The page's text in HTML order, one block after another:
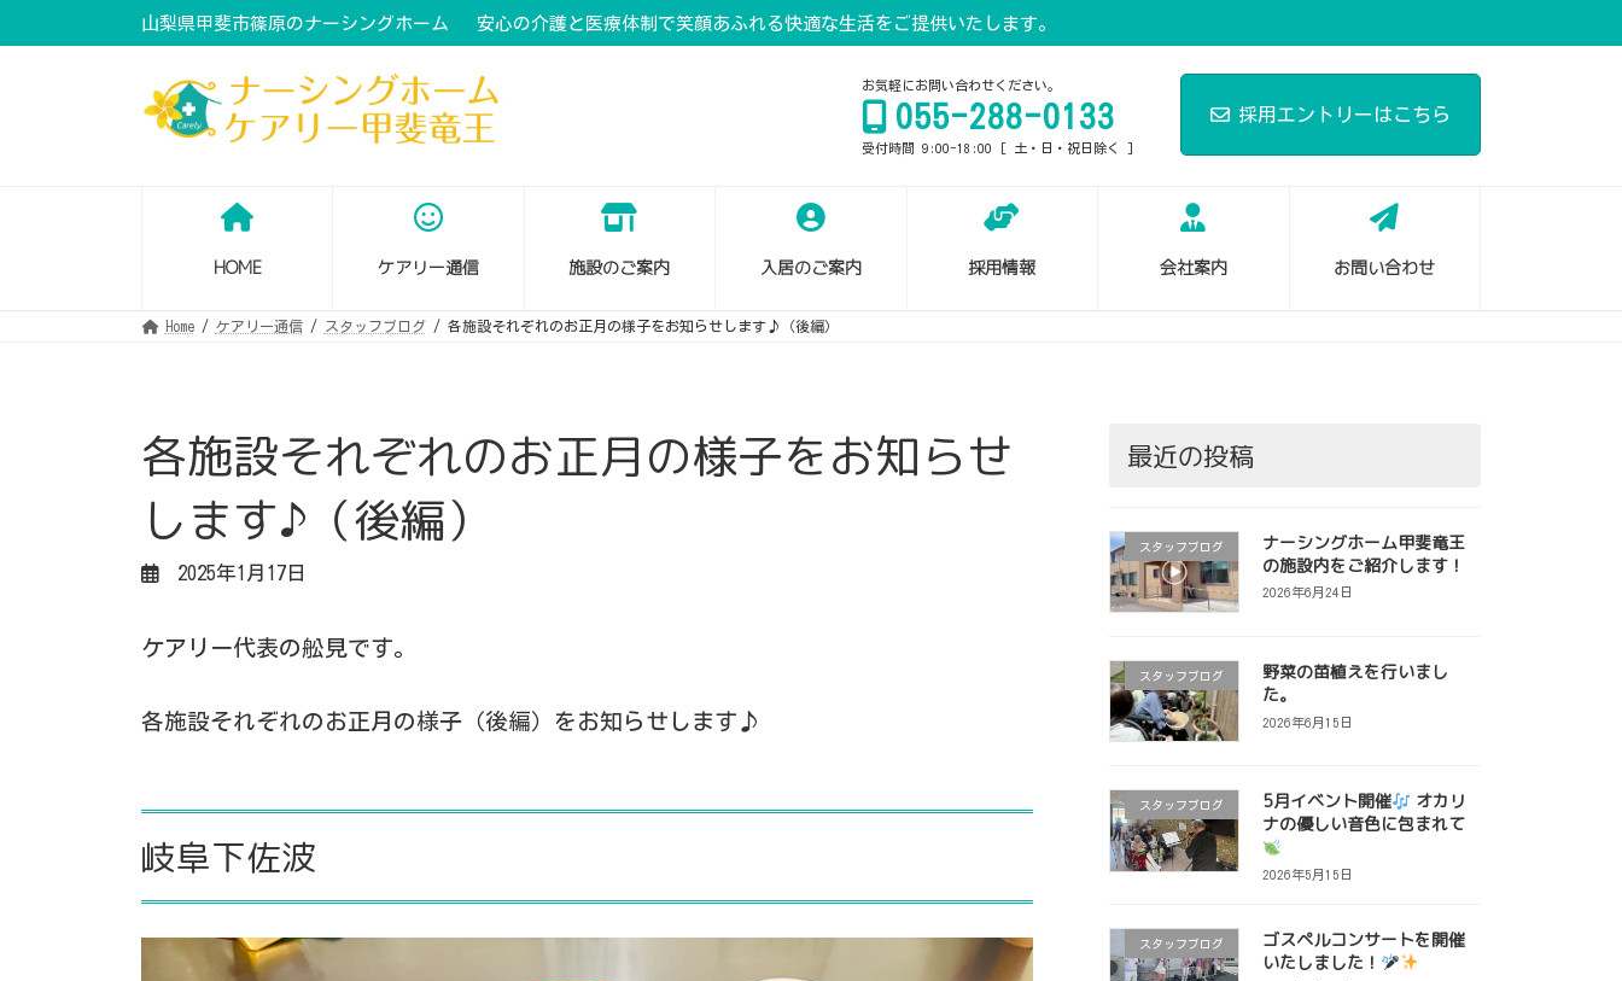
山梨県甲斐市篠原のナーシングホーム 安心の介護と医療体制で笑顔あふれる快適な生活をご提供いたします。
お気軽にお問い合わせください。
055-288-0133
受付時間 9:00-18:00 [ 土・日・祝日除く ]
採用エントリーはこちら
HOME ケアリー通信 施設のご案内 入居のご案内 採用情報 会社案内 お問い合わせ
Home ケアリー通信 スタッフブログ 各施設それぞれのお正月の様子をお知らせします♪（後編）
各施設それぞれのお正月の様子をお知らせ
します♪（後編）
2025年1月17日
ケアリー代表の舩見です。
各施設それぞれのお正月の様子（後編）をお知らせします♪
岐阜下佐波
最近の投稿
スタッフブログ
ナーシングホーム甲斐竜王
の施設内をご紹介します！
2026年6月24日
スタッフブログ
野菜の苗植えを行いまし
た。
2026年6月15日
スタッフブログ 5月イベント開催
オカリ
ナの優しい音色に包まれて
2026年5月15日
スタッフブログ
ゴスペルコンサートを開催
いたしました！